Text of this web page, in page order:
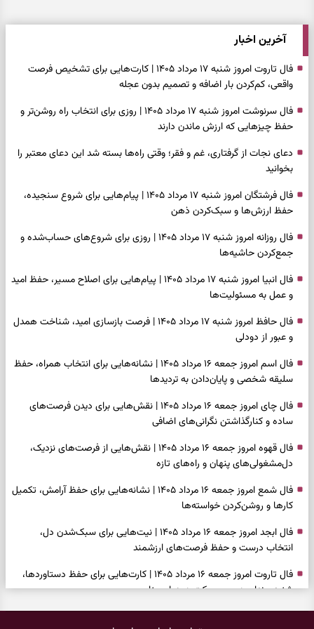
آخرین اخبار
فال تاروت امروز شنبه ۱۷ مرداد ۱۴۰۵ | کارت‌هایی برای تشخیص فرصت
واقعی، کم‌کردن بار اضافه و تصمیم بدون عجله
فال سرنوشت امروز شنبه ۱۷ مرداد ۱۴۰۵ | روزی برای انتخاب راه روشن‌تر و
حفظ چیزهایی که ارزش ماندن دارند
دعای نجات از گرفتاری، غم و فقر؛ وقتی راه‌ها بسته شد این دعای معتبر را
بخوانید
فال فرشتگان امروز شنبه ۱۷ مرداد ۱۴۰۵ | پیام‌هایی برای شروع سنجیده،
حفظ ارزش‌ها و سبک‌کردن ذهن
فال روزانه امروز شنبه ۱۷ مرداد ۱۴۰۵ | روزی برای شروع‌های حساب‌شده و
جمع‌کردن حاشیه‌ها
فال انبیا امروز شنبه ۱۷ مرداد ۱۴۰۵ | پیام‌هایی برای اصلاح مسیر، حفظ امید
و عمل به مسئولیت‌ها
فال حافظ امروز شنبه ۱۷ مرداد ۱۴۰۵ | فرصت بازسازی امید، شناخت همدل
و عبور از دودلی
فال اسم امروز جمعه ۱۶ مرداد ۱۴۰۵ | نشانه‌هایی برای انتخاب همراه، حفظ
سلیقه شخصی و پایان‌دادن به تردیدها
فال چای امروز جمعه ۱۶ مرداد ۱۴۰۵ | نقش‌هایی برای دیدن فرصت‌های
ساده و کنارگذاشتن نگرانی‌های اضافی
فال قهوه امروز جمعه ۱۶ مرداد ۱۴۰۵ | نقش‌هایی از فرصت‌های نزدیک،
دل‌مشغولی‌های پنهان و راه‌های تازه
فال شمع امروز جمعه ۱۶ مرداد ۱۴۰۵ | نشانه‌هایی برای حفظ آرامش، تکمیل
کارها و روشن‌کردن خواسته‌ها
فال ابجد امروز جمعه ۱۶ مرداد ۱۴۰۵ | نیت‌هایی برای سبک‌شدن دل،
انتخاب درست و حفظ فرصت‌های ارزشمند
فال تاروت امروز جمعه ۱۶ مرداد ۱۴۰۵ | کارت‌هایی برای حفظ دستاوردها،
شنیدن ندای درون و حرکت در زمان مناسب